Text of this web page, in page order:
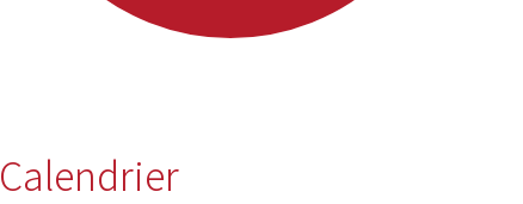
Calendrier